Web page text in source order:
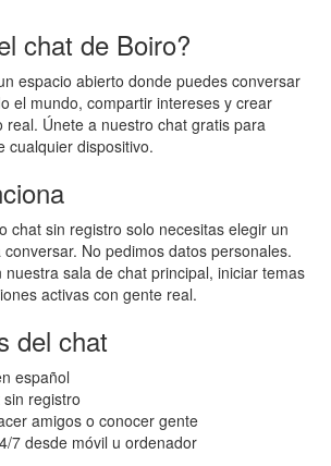
chat de Boiro?
espacio abierto donde puedes conversar
el mundo, compartir intereses y crear
real. Únete a nuestro chat gratis para
cualquier dispositivo.
chat sin registro solo necesitas elegir un
No pedimos datos personales.
nuestra sala de chat principal, iniciar temas
activas con gente real.
del chat
español
registro
amigos o conocer gente
7 desde móvil u ordenador